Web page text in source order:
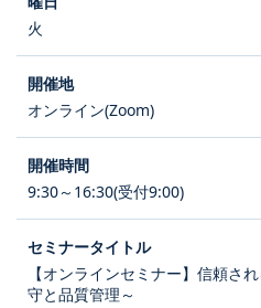
火
オンライン(Zoom)
9:30～16:30(受付9:00)
【オンラインセミナー】信頼さ
守と品質管理～